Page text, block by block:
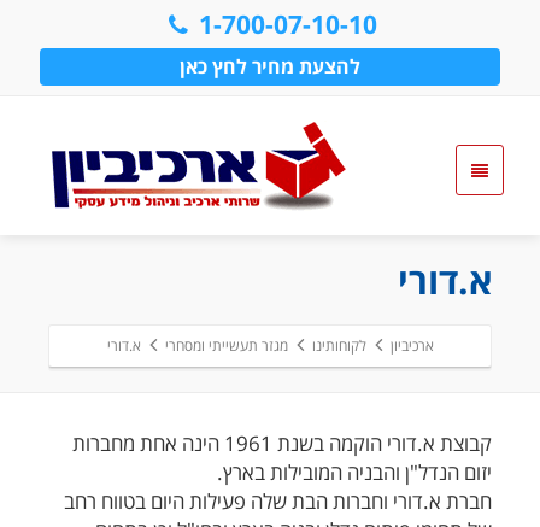
1-700-07-10-10
להצעת מחיר לחץ כאן
א.דורי
ארכיביון לקוחותינו מגזר תעשייתי ומסחרי א.דורי
קבוצת א.דורי הוקמה בשנת 1961 הינה אחת מחברות
יזום הנדל"ן והבניה המובילות בארץ.
חברת א.דורי וחברות הבת שלה פעילות היום בטווח רחב